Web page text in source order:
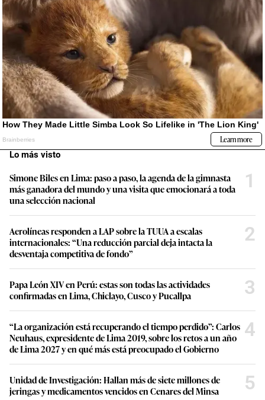
Lo más visto
Simone Biles en Lima: paso a paso, la agenda de la gimnasta
más ganadora del mundo y una visita que emocionará a toda
una selección nacional
1
Aerolíneas responden a LAP sobre la TUUA a escalas
internacionales: “Una reducción parcial deja intacta la
desventaja competitiva de fondo”
2
Papa León XIV en Perú: estas son todas las actividades
confirmadas en Lima, Chiclayo, Cusco y Pucallpa
3
“La organización está recuperando el tiempo perdido”: Carlos
Neuhaus, expresidente de Lima 2019, sobre los retos a un año
de Lima 2027 y en qué más está preocupado el Gobierno
4
Unidad de Investigación: Hallan más de siete millones de
jeringas y medicamentos vencidos en Cenares del Minsa
5